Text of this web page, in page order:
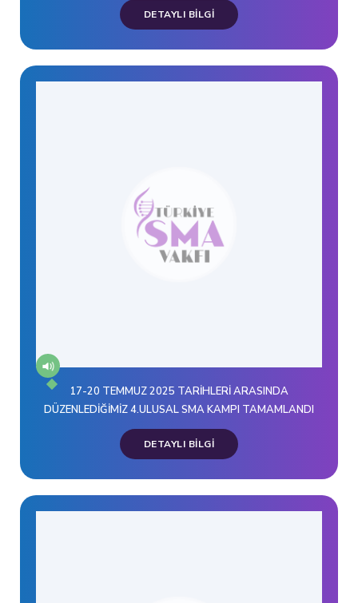
17-20 TEMMUZ 2025 TARİHLERİ ARASINDA
DÜZENLEDİĞİMİZ 4.ULUSAL SMA KAMPI TAMAMLANDI